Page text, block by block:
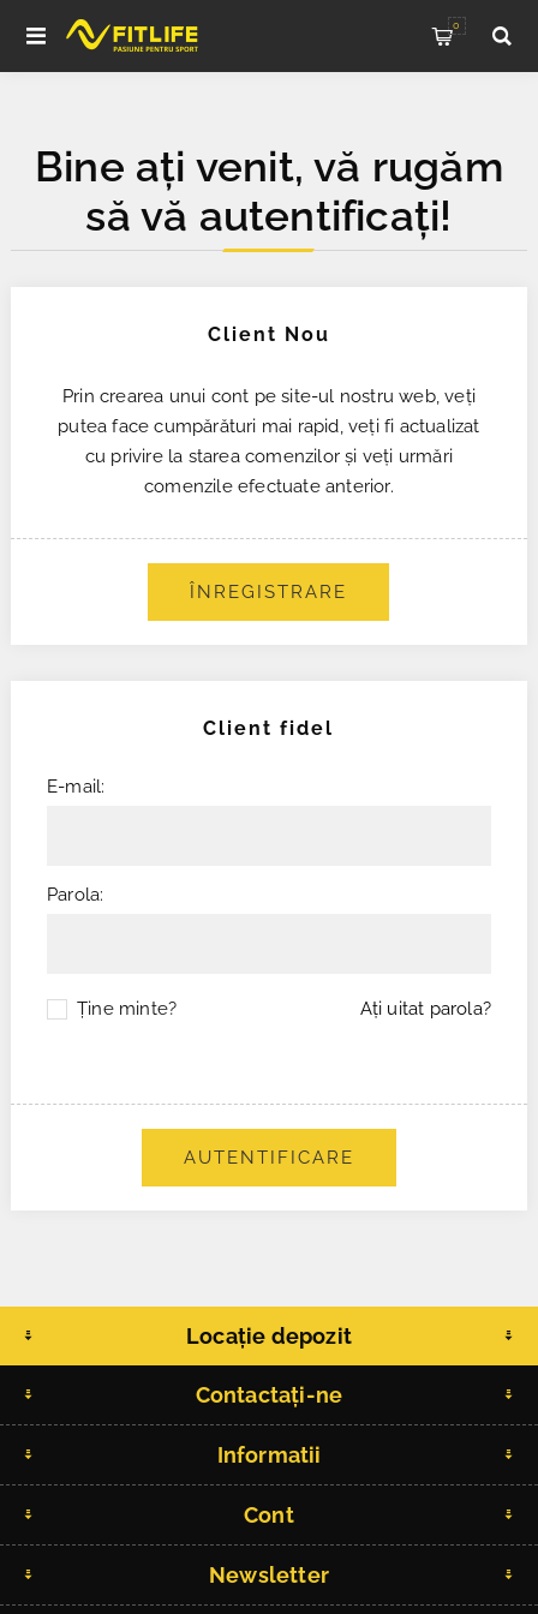
0
Bine ați venit, vă rugăm
să vă autentificați!
Client Nou
Prin crearea unui cont pe site-ul nostru web, veți
putea face cumpărături mai rapid, veți fi actualizat
cu privire la starea comenzilor și veți urmări
comenzile efectuate anterior.
ÎNREGISTRARE
Client fidel
E-mail:
Parola:
Ţine minte? Aţi uitat parola?
AUTENTIFICARE
Locație depozit
Contactați-ne
Informatii
Cont
Newsletter